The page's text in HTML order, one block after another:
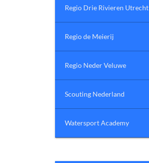
Regio Drie Rivieren Utrecht
Regio de Meierij
Regio Neder Veluwe
Scouting Nederland
Watersport Academy